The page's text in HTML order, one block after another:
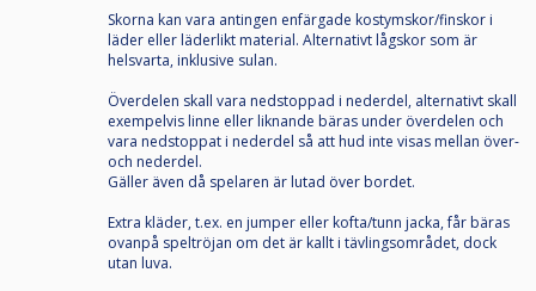
Skorna kan vara antingen enfärgade kostymskor/finskor i
läder eller läderlikt material. Alternativt lågskor som är
helsvarta, inklusive sulan.
Överdelen skall vara nedstoppad i nederdel, alternativt skall
exempelvis linne eller liknande bäras under överdelen och
vara nedstoppat i nederdel så att hud inte visas mellan över-
och nederdel.
Gäller även då spelaren är lutad över bordet.
Extra kläder, t.ex. en jumper eller kofta/tunn jacka, får bäras
ovanpå speltröjan om det är kallt i tävlingsområdet, dock
utan luva.